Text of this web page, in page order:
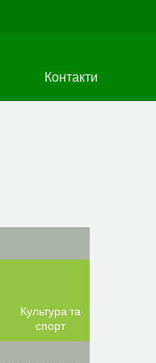
Контакти
Культура та
спорт